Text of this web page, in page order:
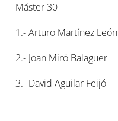
Máster 30
1.- Arturo Martínez León
2.- Joan Miró Balaguer
3.- David Aguilar Feijó